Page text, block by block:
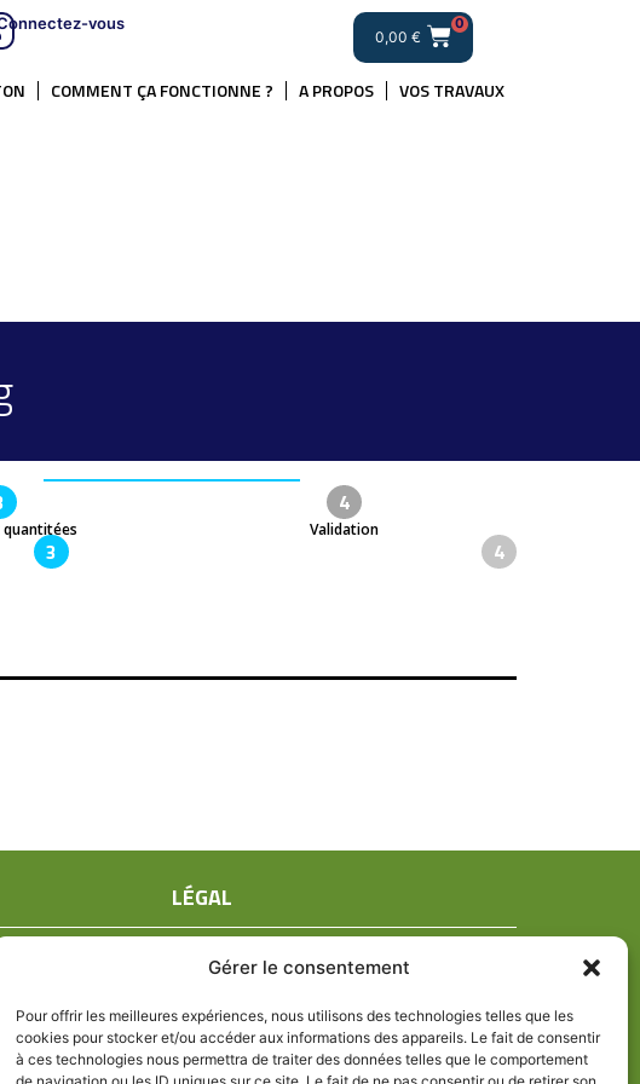
Gérer le consentement
Pour offrir les meilleures expériences, nous utilisons des technologies telles que les
cookies pour stocker et/ou accéder aux informations des appareils. Le fait de consentir
à ces technologies nous permettra de traiter des données telles que le comportement
vous
0,00 €
0
COMMENT ÇA FONCTIONNE ? A PROPOS VOS TRAVAUX
4
Validation
3 4
LÉGAL
Mentions légales
Politique de confidentialité
Politique de cookies (UE)